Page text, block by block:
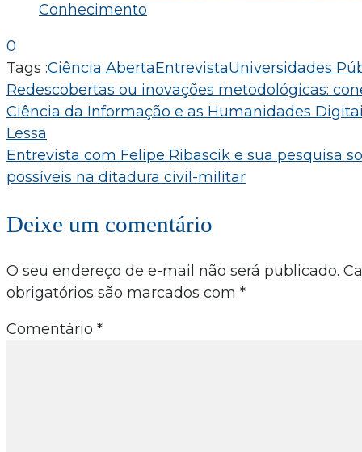
Conhecimento
0
Tags :Ciência AbertaEntrevistaUniversidades
Navegação
de
Post
Redescobertas ou inovações metodológicas:
Ciência da Informação e as Humanidades
Lessa
Entrevista com Felipe Ribascik e sua pesquisa
possíveis na ditadura civil-militar
Deixe um comentário
O seu endereço de e-mail não será publicado.
obrigatórios são marcados com *
Comentário *